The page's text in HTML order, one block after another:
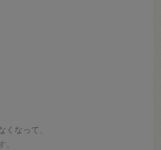
くなって、
。